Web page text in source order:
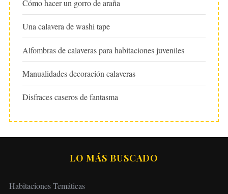
Cómo hacer un gorro de araña
Una calavera de washi tape
Alfombras de calaveras para habitaciones juveniles
Manualidades decoración calaveras
Disfraces caseros de fantasma
LO MÁS BUSCADO
Habitaciones Temáticas